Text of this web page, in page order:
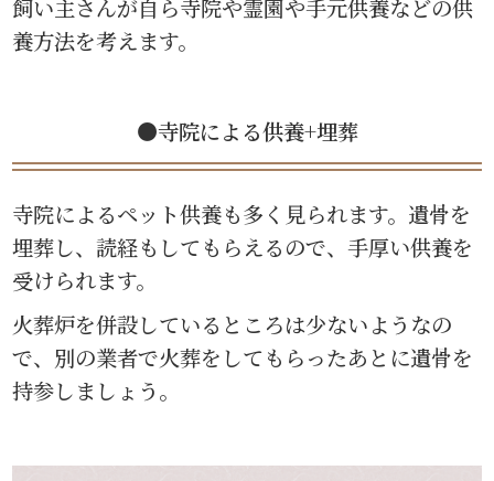
飼い主さんが自ら寺院や霊園や手元供養などの供
養方法を考えます。
●寺院による供養+埋葬
寺院によるペット供養も多く見られます。遺骨を
埋葬し、読経もしてもらえるので、手厚い供養を
受けられます。
火葬炉を併設しているところは少ないようなの
で、別の業者で火葬をしてもらったあとに遺骨を
持参しましょう。